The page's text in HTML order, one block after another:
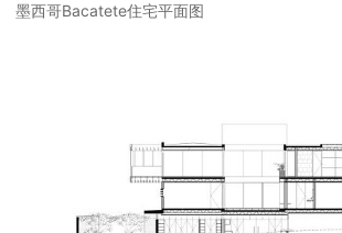
墨西哥Bacatete住宅平面图